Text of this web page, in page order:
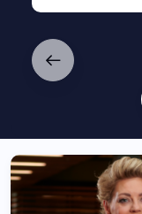
We
zijn